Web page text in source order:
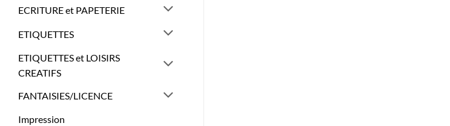
ECRITURE et PAPETERIE
ETIQUETTES
ETIQUETTES et LOISIRS
CREATIFS
FANTAISIES/LICENCE
Impression